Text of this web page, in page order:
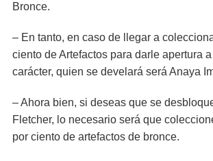
Bronce.
– En tanto, en caso de llegar a
ciento de Artefactos para darle apertura
carácter, quien se develará será Anaya
– Ahora bien, si deseas que se
Fletcher, lo necesario será que
por ciento de artefactos de bronce.